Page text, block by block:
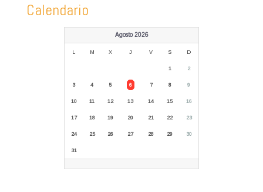
Calendario
Agosto 2026
L M X J V S D
1 2
3 4 5 6 7 8 9
10 11 12 13 14 15 16
17 18 19 20 21 22 23
24 25 26 27 28 29 30
31